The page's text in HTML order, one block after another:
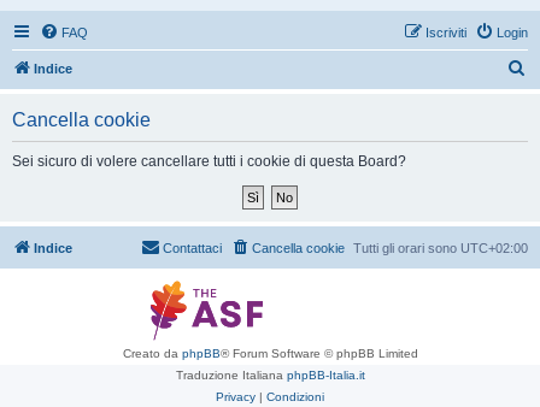
FAQ Login
Iscriviti
Indice
Cancella cookie
Sei sicuro di volere cancellare tutti i cookie di questa Board?
Indice Tutti gli orari sono UTC+02:00
Cancella cookie
Contattaci
Creato da phpBB® Forum Software © phpBB Limited
Traduzione Italiana phpBB-Italia.it
Privacy | Condizioni